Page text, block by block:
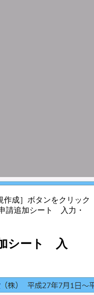
成］ボタンをクリック
請追加シート 入力・
シート 入